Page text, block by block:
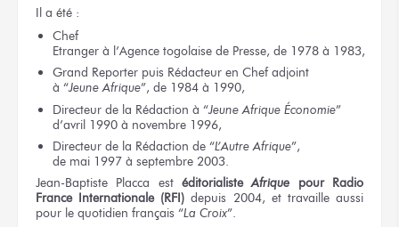
Il a été :
Chef
Etrangerà l’Agence togolaisede Presse, de 1978 à 1983,
Grand Reporter puis Rédacteur en Chef adjoint
à “Jeune Afrique”, de 1984 à 1990,
Directeurde la Rédaction à “Jeune Afrique Économie”
d’avril 1990 à novembre 1996,
Directeurde la Rédaction de “L’Autre Afrique”,
de mai 1997 à septembre 2003.
Jean-Baptiste Placca estéditorialiste Afrique
pour Radio
France Internationale (RFI) depuis 2004, et travailleaussi
pour le quotidien français “La Croix”.